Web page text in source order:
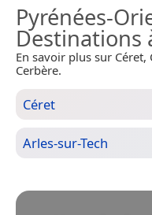
Pyrénées-
Destinations
En savoir plus sur Céret,
Cerbère.
Céret
Arles-sur-Tech